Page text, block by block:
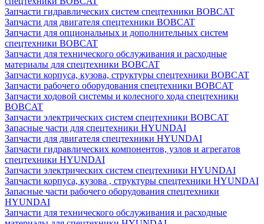
Запчасти гидравлических систем спецтехники BOBCAT
Запчасти для двигателя спецтехники BOBCAT
Запчасти для опциональных и дополнительных систем
спецтехники BOBCAT
Запчасти для технического обслуживания и расходные
материалы для спецтехники BOBCAT
Запчасти корпуса, кузова, структуры спецтехники BOBCAT
Запчасти рабочего оборудования спецтехники BOBCAT
Запчасти ходовой системы и колесного хода спецтехники
BOBCAT
Запчасти электрических систем спецтехники BOBCAT
Запасные части для спецтехники HYUNDAI
Запчасти для двигателя спецтехники HYUNDAI
Запчасти гидравлических компонентов, узлов и агрегатов
спецтехники HYUNDAI
Запчасти электрических систем спецтехники HYUNDAI
Запчасти корпуса, кузова , структуры спецтехники HYUNDAI
Запасные части рабочего оборудования спецтехники
HYUNDAI
Запчасти для технического обслуживания и расходные